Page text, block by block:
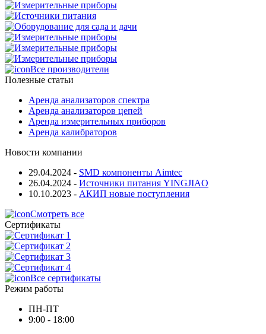
Все производители
Полезные статьи
Аренда анализаторов спектра
Аренда анализаторов цепей
Аренда измерительных приборов
Аренда калибраторов
Новости компании
29.04.2024 - SMD компоненты Aimtec
26.04.2024 - Источники питания YINGJIAO
10.10.2023 - АКИП новые поступления
Смотреть все
Сертификаты
Все сертификаты
Режим работы
ПН-ПТ
9:00 - 18:00